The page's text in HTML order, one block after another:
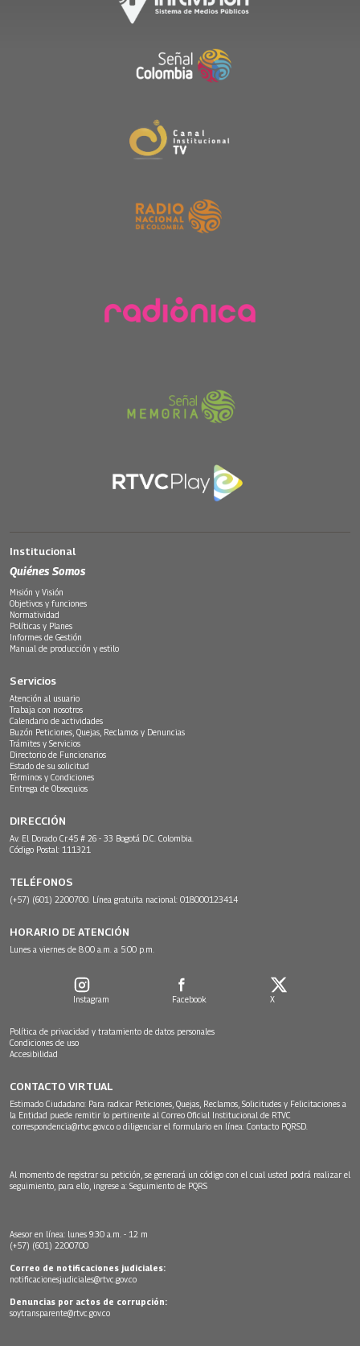
Institucional
Quiénes Somos
Misión y Visión
Objetivos y funciones
Normatividad
Políticas y Planes
Informes de Gestión
Manual de producción y estilo
Servicios
Atención al usuario
Trabaja con nosotros
Calendario de actividades
Buzón Peticiones, Quejas, Reclamos y Denuncias
Trámites y Servicios
Directorio de Funcionarios
Estado de su solicitud
Términos y Condiciones
Entrega de Obsequios
DIRECCIÓN
Av. El Dorado Cr.45 # 26 - 33 Bogotá D.C. Colombia.
Código Postal: 111321
TELÉFONOS
(+57) (601) 2200700. Línea gratuita nacional: 018000123414
HORARIO DE ATENCIÓN
Lunes a viernes de 8:00 a.m. a 5:00 p.m.
Instagram Facebook X
Política de privacidad y tratamiento de datos personales
Condiciones de uso
Accesibilidad
CONTACTO VIRTUAL
Estimado Ciudadano: Para radicar Peticiones, Quejas, Reclamos, Solicitudes y Felicitaciones a
la Entidad puede remitir lo pertinente al Correo Oficial Institucional de RTVC
correspondencia@rtvc.gov.co o diligenciar el formulario en línea: Contacto PQRSD.
Al momento de registrar su petición, se generará un código con el cual usted podrá realizar el
seguimiento, para ello, ingrese a: Seguimiento de PQRS
Asesor en línea: lunes 9:30 a.m. - 12 m
(+57) (601) 2200700
Correo de notificaciones judiciales:
notificacionesjudiciales@rtvc.gov.co
Denuncias por actos de corrupción:
soytransparente@rtvc.gov.co